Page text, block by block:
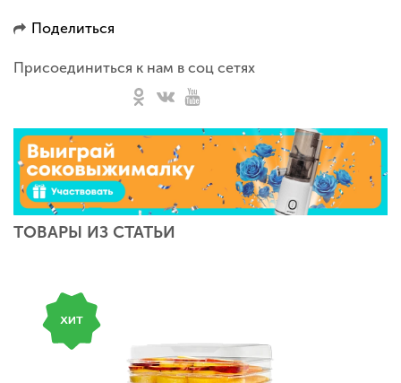
Поделиться
Присоединиться к нам в соц сетях
ТОВАРЫ ИЗ СТАТЬИ